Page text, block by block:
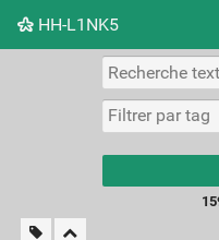
HH-L1NK5
Nuage de tags Mur